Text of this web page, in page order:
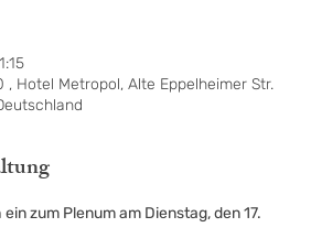
, Hotel Metropol, Alte Eppelheimer Str.
zum Plenum am Dienstag, den 17.